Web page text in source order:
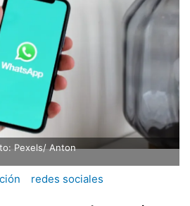
Pexels/ Anton
redes sociales